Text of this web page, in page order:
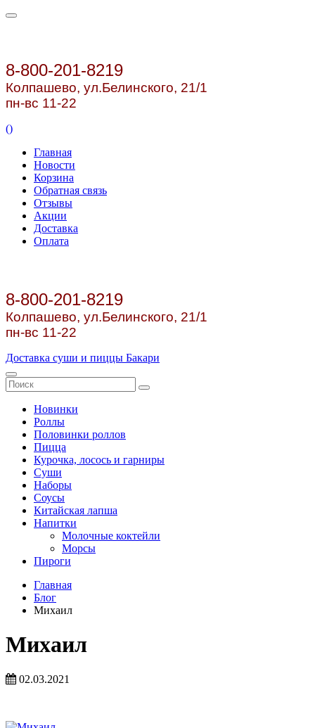
8-800-201-8219
Колпашево, ул.Белинского, 21/1
пн-вс 11-22
()
Главная
Новости
Корзина
Обратная связь
Отзывы
Акции
Доставка
Оплата
8-800-201-8219
Колпашево, ул.Белинского, 21/1
пн-вс 11-22
Доставка суши и пиццы Бакари
Новинки
Роллы
Половинки роллов
Пицца
Курочка, лосось и гарниры
Суши
Наборы
Соусы
Китайская лапша
Напитки
Молочные коктейли
Морсы
Пироги
Главная
Блог
Михаил
Михаил
02.03.2021